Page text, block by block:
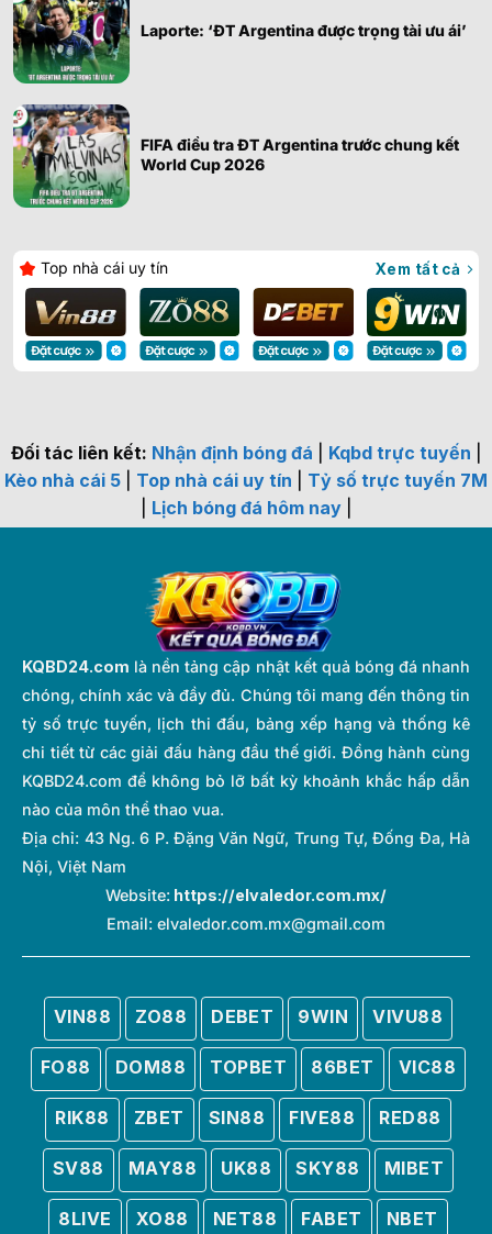
Laporte: ‘ĐT Argentina được trọng tài ưu ái’
FIFA điều tra ĐT Argentina trước chung kết
World Cup 2026
Top nhà cái uy tín Xem tất cả
Đối tác liên kết: Nhận định bóng đá Kqbd trực tuyến
Kèo nhà cái 5
Top nhà cái uy tín
Tỷ số trực tuyến 7M
Lịch bóng đá hôm nay|
KQBD24.com là nền tảng cập nhật kết quả bóng đá nhanh
chóng, chính xác và đầy đủ. Chúng tôi mang đến thông tin
tỷ số trực tuyến, lịch thi đấu, bảng xếp hạng và thống kê
chi tiết từ các giải đấu hàng đầu thế giới. Đồng hành cùng
KQBD24.com để không bỏ lỡ bất kỳ khoảnh khắc hấp dẫn
nào của môn thể thao vua.
Địa chỉ: 43 Ng. 6 P. Đặng Văn Ngữ, Trung Tự, Đống Đa, Hà
Nội, Việt Nam
Website: https://elvaledor.com.mx/
Email: elvaledor.com.mx@gmail.com
VIN88 ZO88 DEBET 9WIN VIVU88
FO88 DOM88 TOPBET 86BET VIC88
RIK88 ZBET SIN88 FIVE88 RED88
SV88 MAY88 UK88 SKY88 MIBET
8LIVE XO88 NET88 FABET NBET